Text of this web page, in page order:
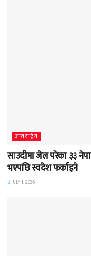
अन्तराष्ट्रिय
साउदीमा जेल परेका ३३
भएपछि स्वदेश फर्काइने
JULY 1, 2026